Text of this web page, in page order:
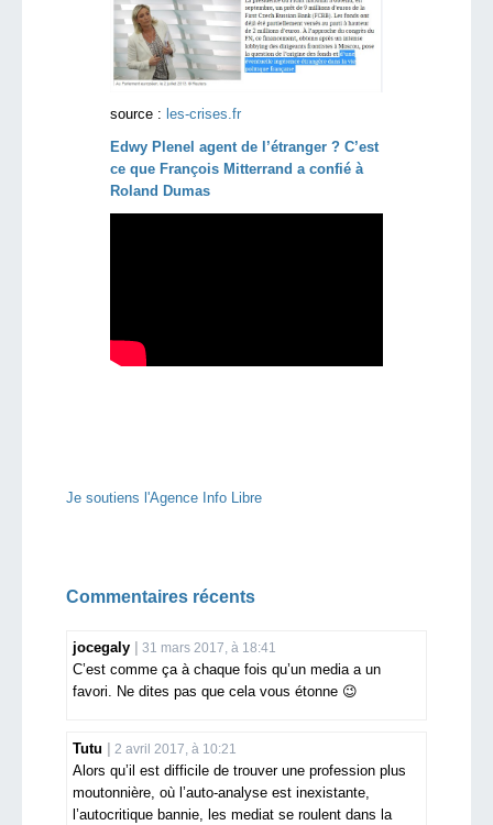
source : les-crises.fr
Edwy Plenel agent de l’étranger ? C’est
ce que François Mitterrand a confié à
Roland Dumas
Je soutiens l'Agence Info Libre
Commentaires récents
jocegaly 31 mars 2017, à 18:41
C’est comme ça à chaque fois qu’un media a un
favori. Ne dites pas que cela vous étonne 😉
Tutu 2 avril 2017, à 10:21
Alors qu’il est difficile de trouver une profession plus
moutonnière, où l’auto-analyse est inexistante,
l’autocritique bannie, les mediat se roulent dans la